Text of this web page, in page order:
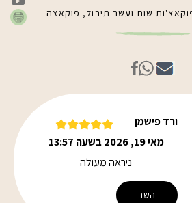
שום ועשב תיבול, פוקאצה
ורד פישמן
מאי 19, 2026 בשעה 13:57
ניראה מעולה
השב